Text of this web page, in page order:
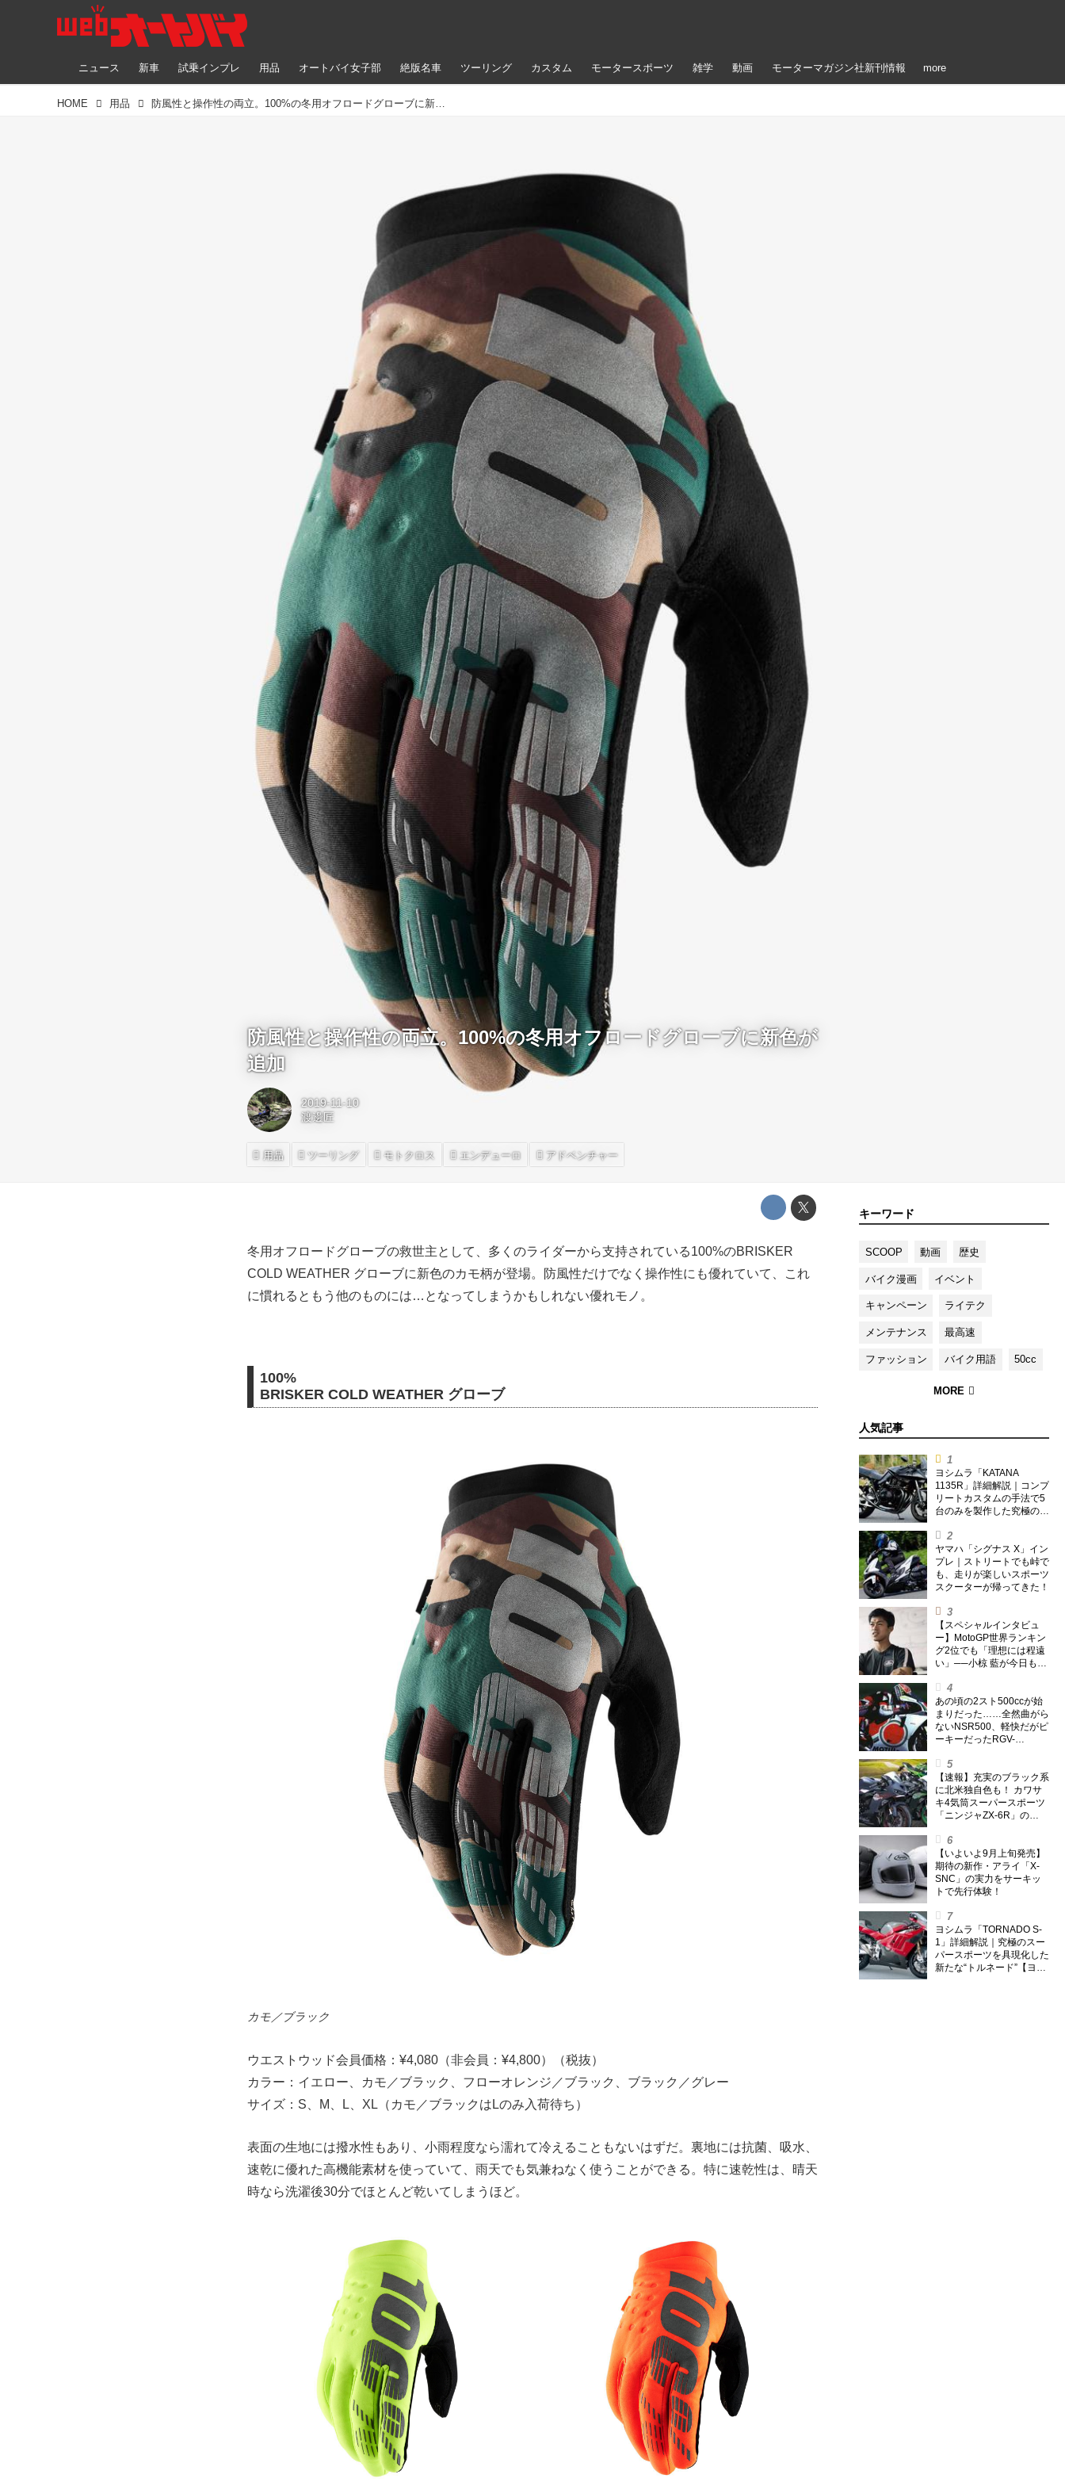
ニュース 新車 試乗インプレ 用品 オートバイ女子部 絶版名車 ツーリング カスタム モータースポーツ 雑学 動画 モーターマガジン社新刊情報 more
HOME 用品 防風性と操作性の両立。100%の冬用オフロードグローブに新色が追加
防風性と操作性の両立。100%の冬用オフロードグローブに新色が
追加
2019-11-10
渡邊匠
用品 ツーリング モトクロス エンデューロ アドベンチャー
キーワード
SCOOP 動画 歴史
バイク漫画 イベント
キャンペーン ライテク
メンテナンス 最高速
ファッション バイク用語 50cc
人気記事
ヨシムラ「KATANA
1135R」詳細解説｜コンプ
リートカスタムの手法で5
台のみを製作した究極の銘
ヤマハ「シグナス X」イン
プレ｜ストリートでも峠で
も、走りが楽しいスポーツ
スクーターが帰ってきた！
【スペシャルインタビュ
ー】MotoGP世界ランキン
グ2位でも「理想には程遠
い」──小椋 藍が今日も走
あの頃の2スト500ccが始
まりだった……全然曲がら
ないNSR500、軽快だがピ
ーキーだったRGV-
(アオキマニアックレーシ
ング) Vol.1】
【速報】充実のブラック系
に北米独自色も！ カワサ
キ4気筒スーパースポーツ
「ニンジャZX-6R」の
筒ニンジャも出たよ【海
外】
【いよいよ9月上旬発売】
期待の新作・アライ「X-
SNC」の実力をサーキッ
トで先行体験！
ヨシムラ「TORNADO S-
1」詳細解説｜究極のスー
パースポーツを具現化した
新たな“トルネード”【ヨシ
冬用オフロードグローブの救世主として、多くのライダーから支持されている100%のBRISKER
COLD WEATHER グローブに新色のカモ柄が登場。防風性だけでなく操作性にも優れていて、これ
に慣れるともう他のものには…となってしまうかもしれない優れモノ。
100%
BRISKER COLD WEATHER グローブ
カモ／ブラック
ウエストウッド会員価格：¥4,080（非会員：¥4,800）（税抜）
カラー：イエロー、カモ／ブラック、フローオレンジ／ブラック、ブラック／グレー
サイズ：S、M、L、XL（カモ／ブラックはLのみ入荷待ち）
表面の生地には撥水性もあり、小雨程度なら濡れて冷えることもないはずだ。裏地には抗菌、吸水、
速乾に優れた高機能素材を使っていて、雨天でも気兼ねなく使うことができる。特に速乾性は、晴天
時なら洗濯後30分でほとんど乾いてしまうほど。